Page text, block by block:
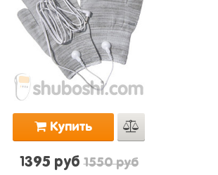
Купить
1395 руб1550 руб